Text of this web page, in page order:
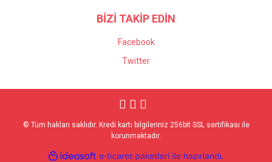
BİZİ TAKİP EDİN
Facebook
Twitter
© Tüm hakları saklıdır. Kredi kartı bilgileriniz 256bit SSL sertifikası ile
korunmaktadır.
ideasoft e-